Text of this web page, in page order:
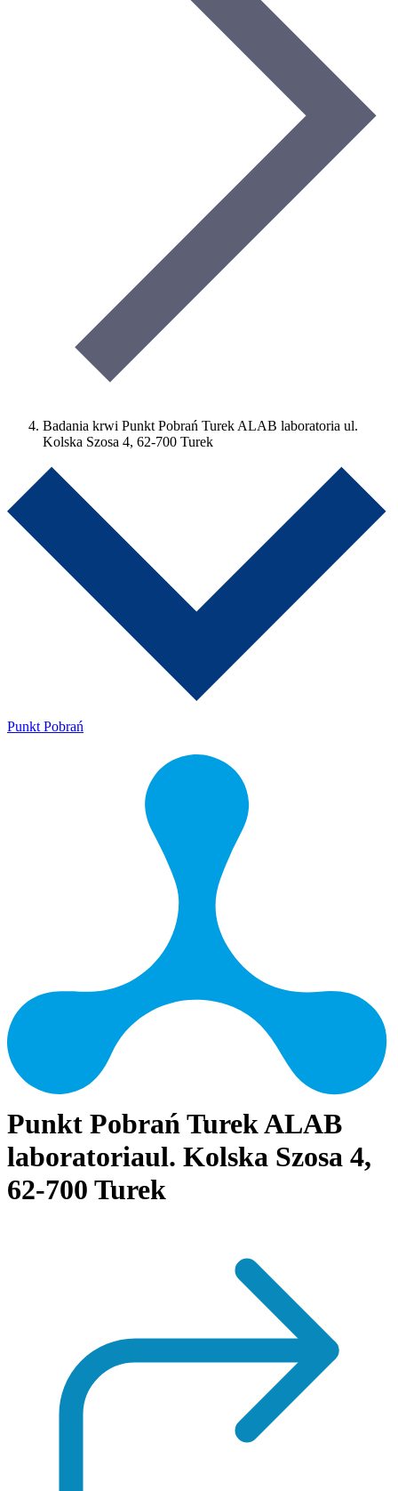
Badania krwi Punkt Pobrań Turek ALAB laboratoria ul.
Kolska Szosa 4, 62-700 Turek
Punkt Pobrań
Punkt Pobrań Turek ALAB
laboratoriaul. Kolska Szosa 4,
62-700 Turek